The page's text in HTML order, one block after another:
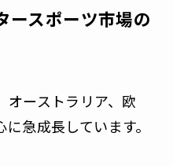
ースポーツ市場の
オーストラリア、欧
急成長しています。